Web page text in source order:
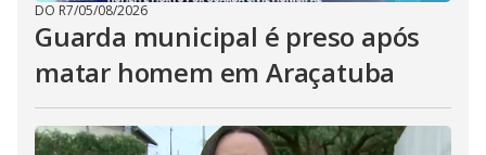
DO R7/05/08/2026
Guarda municipal é preso após
matar homem em Araçatuba